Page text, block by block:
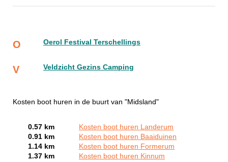
O Oerol Festival Terschellings
V Veldzicht Gezins Camping
Kosten boot huren in de buurt van "Midsland"
0.57 km
Kosten boot huren Landerum
0.91 km
Kosten boot huren Baaiduinen
1.14 km
Kosten boot huren Formerum
1.37 km
Kosten boot huren Kinnum